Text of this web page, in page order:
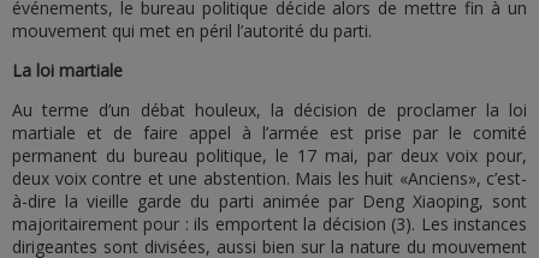
événements, le bureau politique décide alors de mettre fin à un
mouvement qui met en péril l’autorité du parti.
La loi martiale
Au terme d’un débat houleux, la décision de proclamer la loi
martiale et de faire appel à l’armée est prise par le comité
permanent du bureau politique, le 17 mai, par deux voix pour,
deux voix contre et une abstention. Mais les huit «Anciens», c’est-
à-dire la vieille garde du parti animée par Deng Xiaoping, sont
majoritairement pour : ils emportent la décision (3). Les instances
dirigeantes sont divisées, aussi bien sur la nature du mouvement